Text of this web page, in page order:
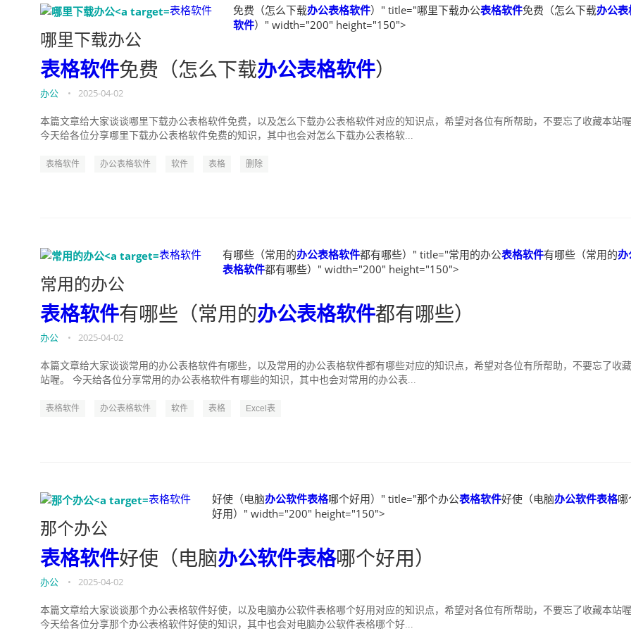
表格软件 免费（怎么下载办公表格软件）" title="哪里下载办公表格软件免费（怎么下载办公表
软件）" width="200" height="150">
哪里下载办公
表格软件免费（怎么下载办公表格软件）
办公 • 2025-04-02
本篇文章给大家谈谈哪里下载办公表格软件免费，以及怎么下载办公表格软件对应的知识点，希望对各位有所帮助，不要忘了收藏本站喔
今天给各位分享哪里下载办公表格软件免费的知识，其中也会对怎么下载办公表格软...
表格软件 办公表格软件 软件 表格 删除
表格软件 有哪些（常用的办公表格软件都有哪些）" title="常用的办公表格软件有哪些（常用的办
表格软件都有哪些）" width="200" height="150">
常用的办公
表格软件有哪些（常用的办公表格软件都有哪些）
办公 • 2025-04-02
本篇文章给大家谈谈常用的办公表格软件有哪些，以及常用的办公表格软件都有哪些对应的知识点，希望对各位有所帮助，不要忘了收
站喔。 今天给各位分享常用的办公表格软件有哪些的知识，其中也会对常用的办公表...
表格软件 办公表格软件 软件 表格 Excel表
表格软件 好使（电脑办公软件表格哪个好用）" title="那个办公表格软件好使（电脑办公软件表格哪
好用）" width="200" height="150">
那个办公
表格软件好使（电脑办公软件表格哪个好用）
办公 • 2025-04-02
本篇文章给大家谈谈那个办公表格软件好使，以及电脑办公软件表格哪个好用对应的知识点，希望对各位有所帮助，不要忘了收藏本站喔
今天给各位分享那个办公表格软件好使的知识，其中也会对电脑办公软件表格哪个好...